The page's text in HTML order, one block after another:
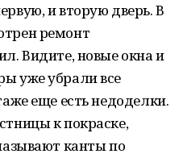
и вторую дверь. В
ремонт
Видите, новые окна и
уже убрали все
еще есть недоделки.
к покраске,
канты по